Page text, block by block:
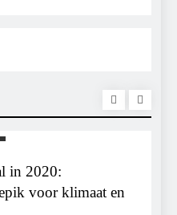
Waarom worden de
toekomst op het spel